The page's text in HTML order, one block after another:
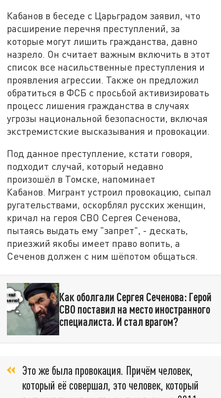
Кабанов в беседе с Царьградом заявил, что
расширение перечня преступлений, за
которые могут лишить гражданства, давно
назрело. Он считает важным включить в этот
список все насильственные преступления и
проявления агрессии. Также он предложил
обратиться в ФСБ с просьбой активизировать
процесс лишения гражданства в случаях
угрозы национальной безопасности, включая
экстремистские высказывания и провокации.
Под данное преступление, кстати говоря,
подходит случай, который недавно
произошёл в Томске, напоминает
Кабанов. Мигрант устроил провокацию, сыпал
ругательствами, оскорблял русских женщин,
кричал на героя СВО Сергея Сеченова,
пытаясь выдать ему "запрет", - дескать,
приезжий якобы имеет право вопить, а
Сеченов должен с ним шёпотом общаться.
Как оболгали Сергея Сеченова: Герой
СВО поставил на место иностранного
специалиста. И стал врагом?
Это же была провокация. Причём человек,
который её совершал, это человек, который